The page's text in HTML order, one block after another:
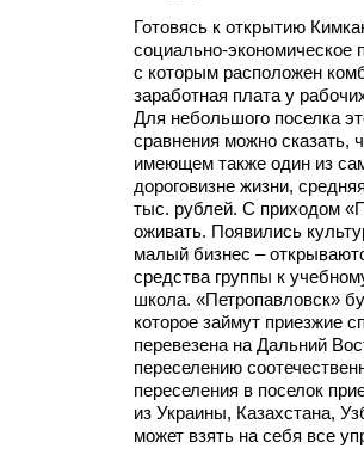
Готовясь к открытию
социально-экономическое
с которым расположен
заработная плата у
Для небольшого поселка
сравнения можно сказать,
имеющем также один из
дороговизне жизни,
тыс. рублей. С приходом
оживать. Появились
малый бизнес –
средства группы к
школа. «Петропавловск»
которое займут приезжие
перевезена на Дальний
переселению
переселения в поселок
из Украины, Казахстана,
может взять на себя все